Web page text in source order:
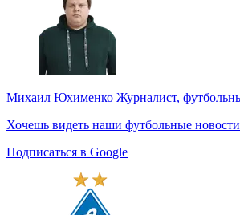
Михаил Юхименко Журналист,
Хочешь видеть наши футбольные
Подписаться в Google